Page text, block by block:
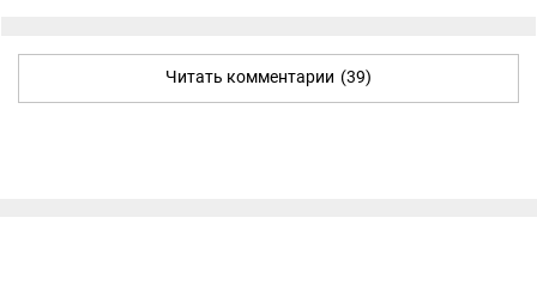
Читать комментарии (39)